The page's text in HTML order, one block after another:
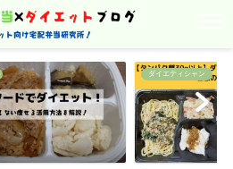
ダイエティシャン